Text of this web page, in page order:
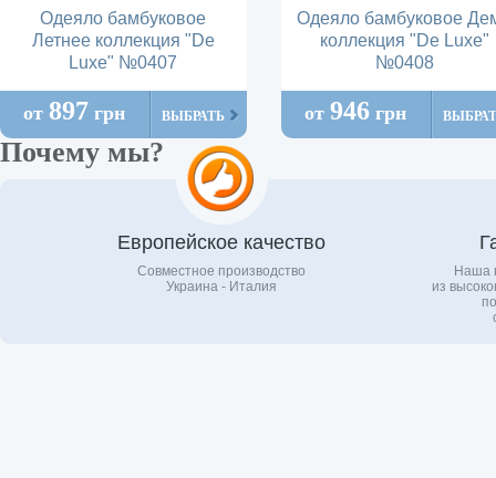
Одеяло бамбуковое
Летнее коллекция "De
Luxe" №0407
от 897 грн ВЫБРАТЬ
Одеяло бамбуковое
коллекция "De Luxe"
№0408
от946 грн
Почему мы?
Европейское качество
Совместное производство
Украина - Италия
Наша
из